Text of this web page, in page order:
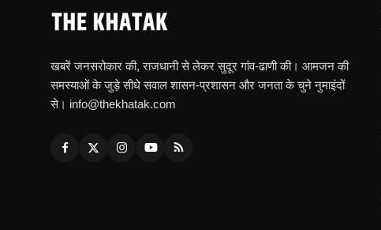
खबरें जनसरोकार की, राजधानी से लेकर सुदूर गांव-ढाणी की। आमजन की
समस्याओं के जुड़े सीधे सवाल शासन-प्रशासन और जनता के चुने नुमाइंदों
से। info@thekhatak.com